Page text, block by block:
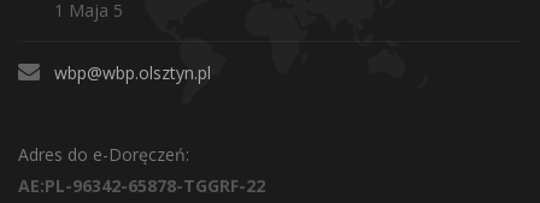
1 Maja 5
wbp@wbp.olsztyn.pl
Adres do e-Doręczeń:
AE:PL-96342-65878-TGGRF-22